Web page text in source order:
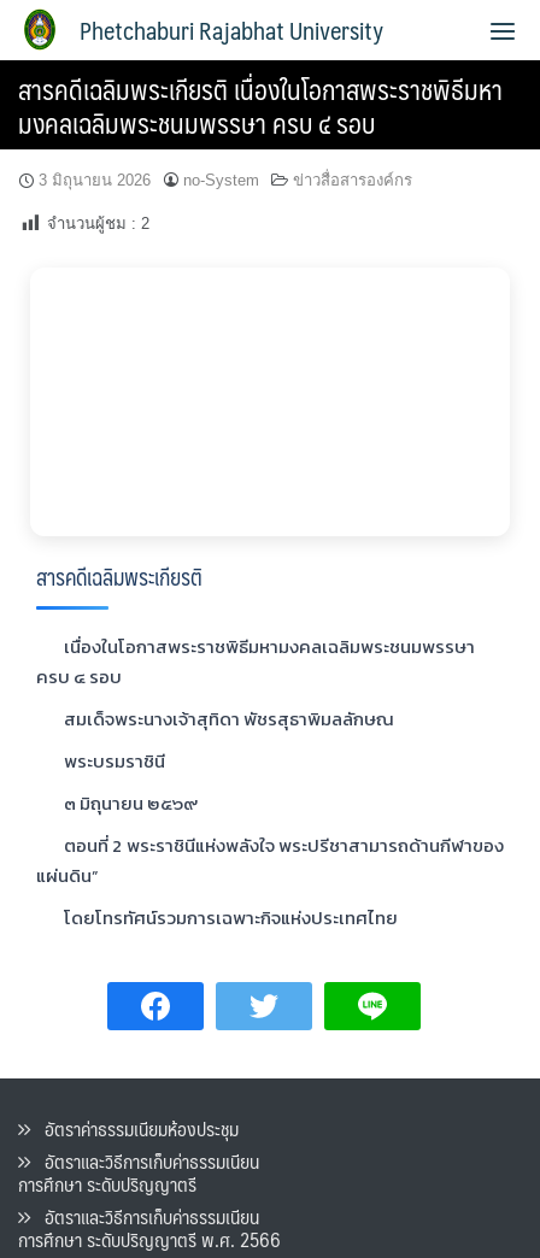
Phetchaburi Rajabhat University
สารคดีเฉลิมพระเกียรติ เนื่องในโอกาสพระราชพิธีมหา
มงคลเฉลิมพระชนมพรรษา ครบ ๔ รอบ
3 มิถุนายน 2026 no-System ข่าวสื่อสารองค์กร
จำนวนผู้ชม : 2
สารคดีเฉลิมพระเกียรติ
เนื่องในโอกาสพระราชพิธีมหามงคลเฉลิมพระชนมพรรษา
ครบ ๔ รอบ
สมเด็จพระนางเจ้าสุทิดา พัชรสุธาพิมลลักษณ
พระบรมราชินี
๓ มิถุนายน ๒๕๖๙
ตอนที่ 2 พระราชินีแห่งพลังใจ พระปรีชาสามารถด้านกีฬาของ
แผ่นดิน”
โดยโทรทัศน์รวมการเฉพาะกิจแห่งประเทศไทย
อัตราค่าธรรมเนียมห้องประชุม
อัตราและวิธีการเก็บค่าธรรมเนียน
การศึกษา ระดับปริญญาตรี
อัตราและวิธีการเก็บค่าธรรมเนียน
การศึกษา ระดับปริญญาตรี พ.ศ. 2566